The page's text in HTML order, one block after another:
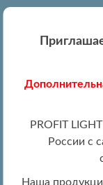
PROFIT
России с
Наша